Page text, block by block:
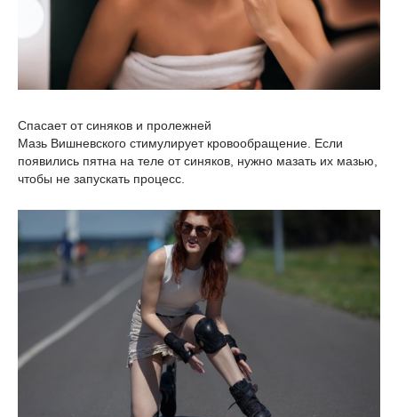
Спасает от синяков и пролежней
Мазь Вишневского стимулирует кровообращение. Если
появились пятна на теле от синяков, нужно мазать их мазью,
чтобы не запускать процесс.